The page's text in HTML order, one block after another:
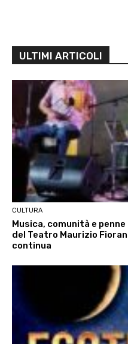
ULTIMI ARTICOLI
CULTURA
Musica, comunità e
del Teatro Maurizio
continua